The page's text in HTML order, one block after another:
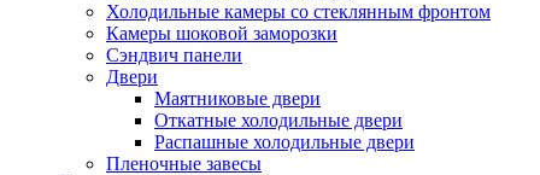
Холодильные камеры со стеклянным фронтом
Камеры шоковой заморозки
Сэндвич панели
Двери
Маятниковые двери
Откатные холодильные двери
Распашные холодильные двери
Пленочные завесы